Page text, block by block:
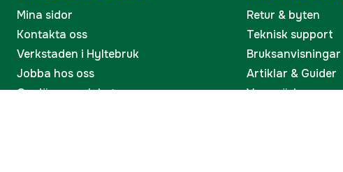
Mina sidor
Kontakta oss
Verkstaden i Hyltebruk
Jobba hos oss
Omdömen och betyg
Retur & byten
Teknisk support
Bruksanvisningar
Artiklar & Guider
Varumärken